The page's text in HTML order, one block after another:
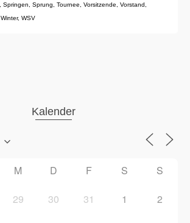
Springen Sprung Tournee Vorsitzende Vorstand
Winter, WSV
Kalender
M D F S S
29 30 31 1 2